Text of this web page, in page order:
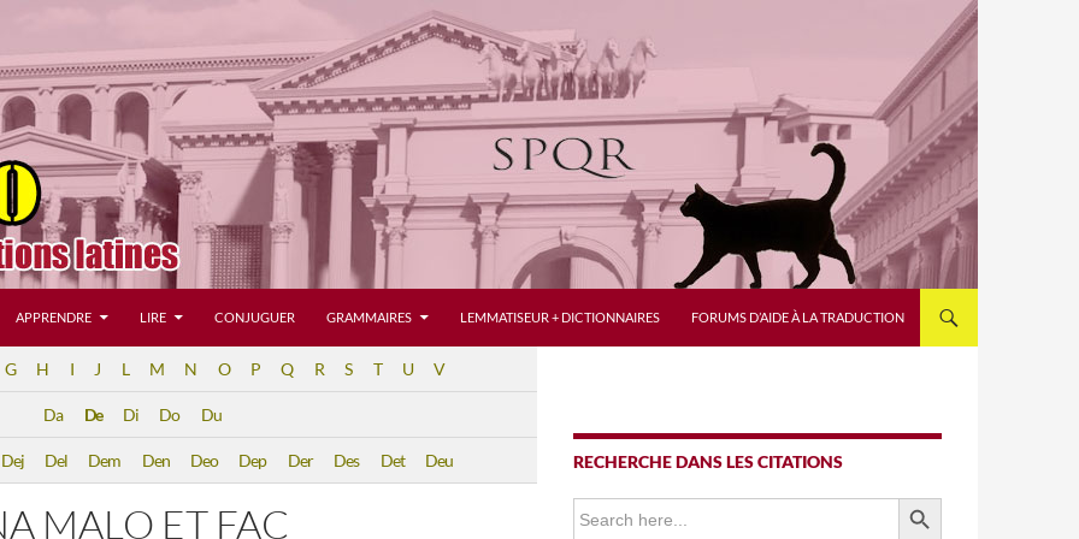
APPRENDRE LIRE CONJUGUER GRAMMAIRES LEMMATISEUR + DICTIONNAIRES FORUMS D’AIDE À LA TRADUCTION
G H I J L M N O P Q R S T U V
Da De Di Do Du
Dej Del Dem Den Deo Dep Der Des Det Deu
MALO ET FAC
RECHERCHE DANS LES CITATIONS
Search
for:
SEARCH BUTTON